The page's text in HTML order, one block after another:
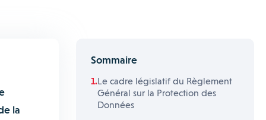
la
Sommaire
Le cadre législatif du Règlement
Général sur la Protection des
Données